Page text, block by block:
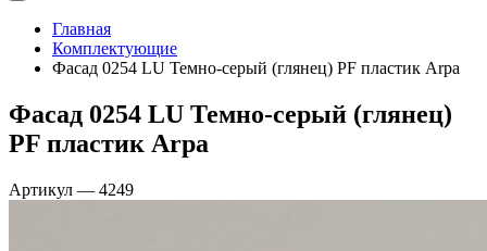
Главная
Комплектующие
Фасад 0254 LU Темно-серый (глянец) PF пластик Arpa
Фасад 0254 LU Темно-серый (глянец)
PF пластик Arpa
Артикул — 4249